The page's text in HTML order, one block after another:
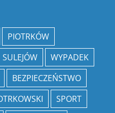
PIOTRKÓW
SULEJÓW
WYPADEK
BEZPIECZEŃSTWO
SPORT